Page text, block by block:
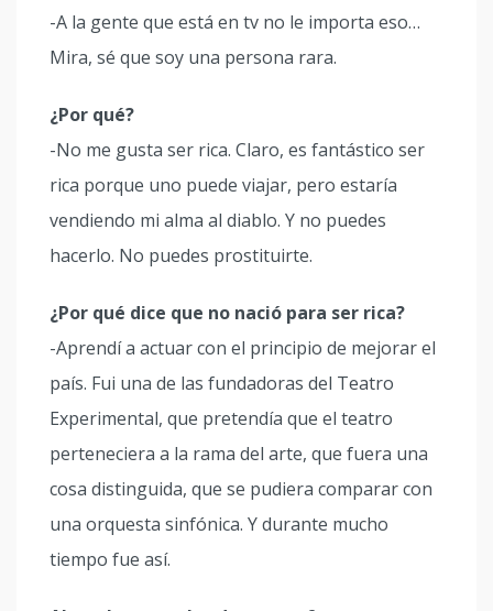
-A la gente que está en tv no le importa eso…
Mira, sé que soy una persona rara.
¿Por qué?
-No me gusta ser rica. Claro, es fantástico ser
rica porque uno puede viajar, pero estaría
vendiendo mi alma al diablo. Y no puedes
hacerlo. No puedes prostituirte.
¿Por qué dice que no nació para ser rica?
-Aprendí a actuar con el principio de mejorar el
país. Fui una de las fundadoras del Teatro
Experimental, que pretendía que el teatro
perteneciera a la rama del arte, que fuera una
cosa distinguida, que se pudiera comparar con
una orquesta sinfónica. Y durante mucho
tiempo fue así.